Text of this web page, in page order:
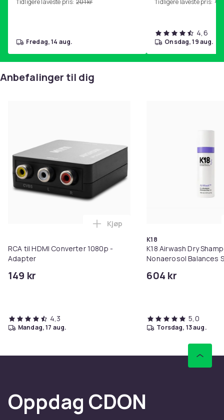
Tidligere laveste pris: 201 kr
fredag, 14 aug.
Tidligere laveste pris: 99
4,6
onsdag, 19 aug.
Anbefalinger til dig
RCA til HDMI Converter 1080p -
Adapter
149 kr
Legg RCA til HDMI Converter
Kjøp
4,3
mandag, 17 aug.
K18
K18 Airwash Dry
Nonaerosol Balances
604 kr
5,0
torsdag, 13 aug.
Oppdag CDON